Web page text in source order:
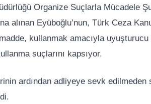
Organize Suçlarla Mücadele
alınan Eyüboğlu’nun, Türk Ceza
kullanmak amacıyla
suçlarını kapsıyor.
ardından adliyeye sevk edilmeden